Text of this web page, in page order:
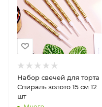
Набор свечей для торта
Спираль золото 15 см 12
шт